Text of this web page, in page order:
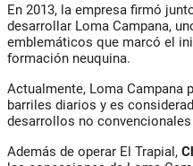
En 2013, la empresa firmó
desarrollar Loma Campana,
emblemáticos que marcó el
formación neuquina.
Actualmente, Loma Campana
barriles diarios y es
desarrollos no
Además de operar El Trapial,